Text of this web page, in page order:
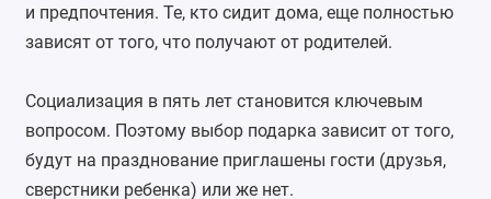
и предпочтения. Те, кто сидит дома, еще полностью
зависят от того, что получают от родителей.
Социализация в пять лет становится ключевым
вопросом. Поэтому выбор подарка зависит от того,
будут на празднование приглашены гости (друзья,
сверстники ребенка) или же нет.